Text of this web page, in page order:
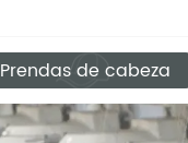
Prendas de cabeza